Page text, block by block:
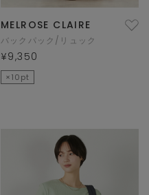
MELROSE CLAIRE
バックパック/リュック
¥9,350
×10pt